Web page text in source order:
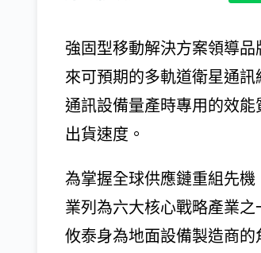
強固型移動解決方案領導
來可預期的多軌道衛星通
通訊設備量產時專用的效
出貨速度。
為掌握全球供應鏈重組先
業列為六大核心戰略產業
攸泰身為地面設備製造商